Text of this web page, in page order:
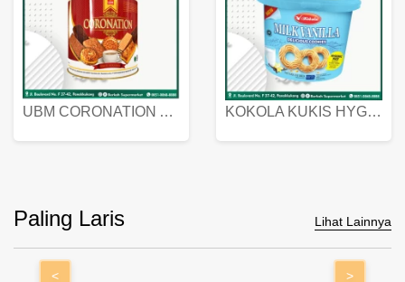
UBM CORONATION ASSORTED BISKUIT KALENG 450 GRAM KOKOLA KUKIS HYGIENIC MILK VANILLA PACK 320 GR
Paling Laris Lihat Lainnya
< >